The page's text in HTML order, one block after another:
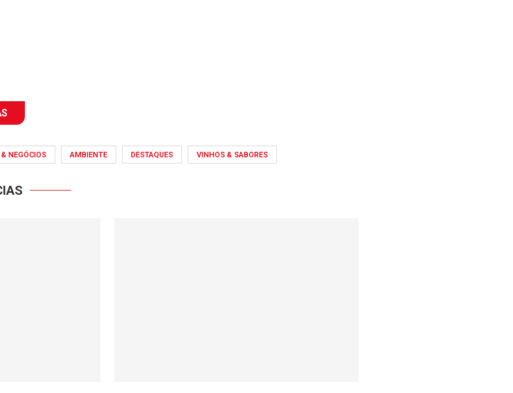
NEGÓCIOS AMBIENTE DESTAQUES VINHOS & SABORES